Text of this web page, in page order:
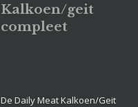
Kalkoen/geit
compleet
De Daily Meat Kalkoen/Geit